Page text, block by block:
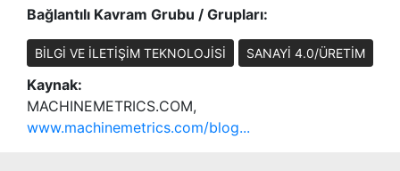
Bağlantılı Kavram Grubu / Grupları:
BİLGİ VE İLETİŞİM TEKNOLOJİSİ SANAYİ 4.0/ÜRETİM
Kaynak:
MACHINEMETRICS.COM,
www.machinemetrics.com/blog...